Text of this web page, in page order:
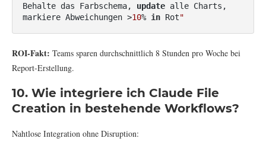
Behalte das Farbschema, update alle Charts,
markiere Abweichungen >10% in Rot"
ROI-Fakt: Teams sparen durchschnittlich 8 Stunden pro Woche bei
Report-Erstellung.
10. Wie integriere ich Claude File
Creation in bestehende Workflows?
Nahtlose Integration ohne Disruption: